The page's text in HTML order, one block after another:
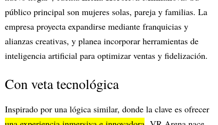
público principal son mujeres solas, pareja y familias. La
empresa proyecta expandirse mediante franquicias y
alianzas creativas, y planea incorporar herramientas de
inteligencia artificial para optimizar ventas y fidelización.
Con veta tecnológica
Inspirado por una lógica similar, donde la clave es ofrecer